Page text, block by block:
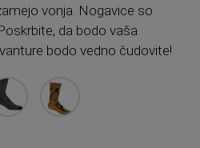
vonja. Nogavice so
da bodo vaša
bodo vedno čudovite!